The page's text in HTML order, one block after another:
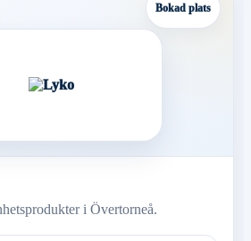
Bokad plats
i Övertorneå.